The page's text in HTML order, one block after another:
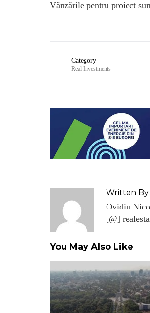
Vânzările pentru proiect
Category
Real Investments
Written By
Ovidiu
[@]
You May Also Like